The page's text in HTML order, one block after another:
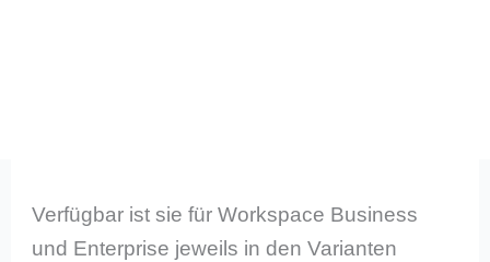
Verfügbar ist sie für Workspace Business
und Enterprise jeweils in den Varianten